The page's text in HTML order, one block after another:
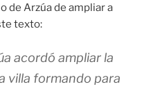
de Arzúa de ampliar a
texto:
acordó ampliar la
villa formando para